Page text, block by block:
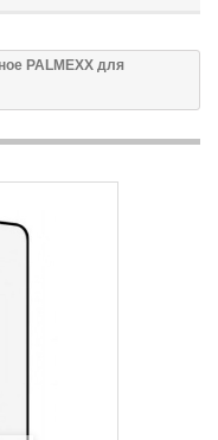
PALMEXX для